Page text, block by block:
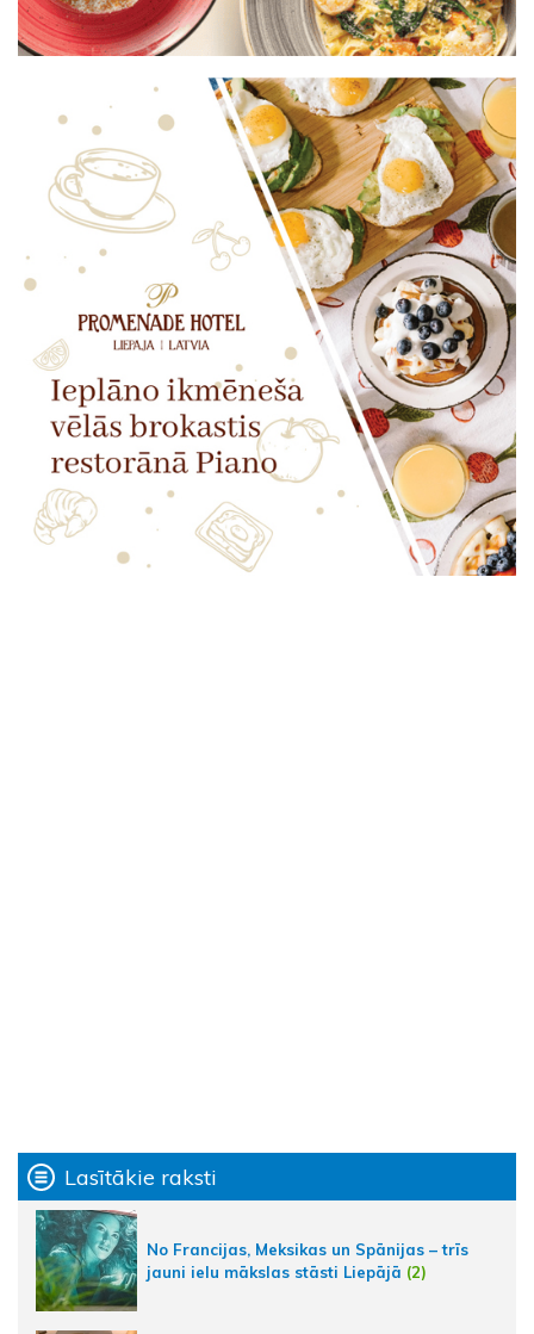
Lasītākie raksti
No Francijas, Meksikas un Spānijas – trīs
jauni ielu mākslas stāsti Liepājā (2)